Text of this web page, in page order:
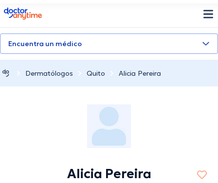
doctoranytime
Encuentra un médico
Dermatólogos Quito Alicia Pereira
Alicia Pereira